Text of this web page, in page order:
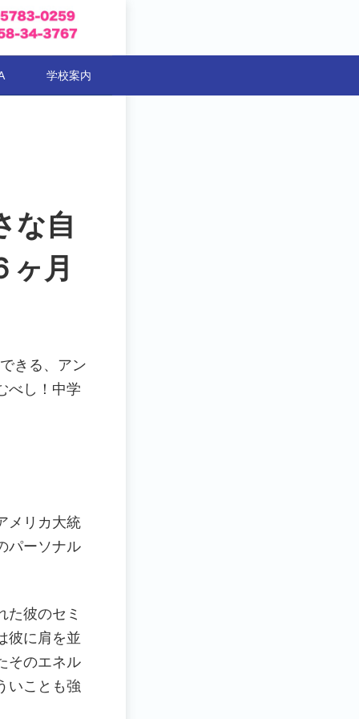
学校案内
な自
ヶ月
きる、アン
べし！中学
メリカ大統
パーソナル
た彼のセミ
彼に肩を並
そのエネル
いことも強